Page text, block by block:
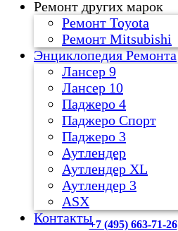
Ремонт других марок
Ремонт Toyota
Ремонт Mitsubishi
Энциклопедия Ремонта
Лансер 9
Лансер 10
Паджеро 4
Паджеро Спорт
Паджеро 3
Аутлендер
Аутлендер ХL
Аутлендер 3
ASX
Контакты+7 (495) 663-71-26